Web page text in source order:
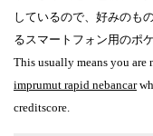
しているので、好みのも
るスマートフォン用のポ
This usually means you
imprumut rapid nebancar
creditscore.